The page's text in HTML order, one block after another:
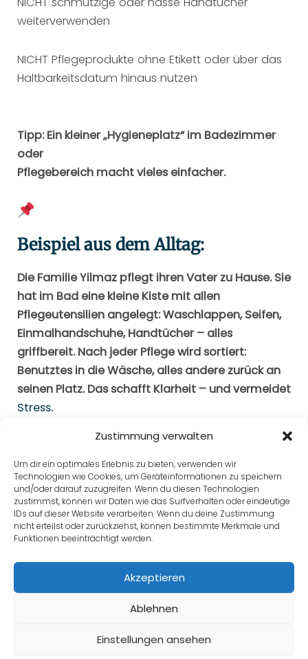
Zustimmung verwalten
Um dir ein optimales Erlebnis zu bieten, verwenden wir
Technologien wie Cookies, um Geräteinformationen zu speichern
und/oder darauf zuzugreifen. Wenn du diesen Technologien
zustimmst, können wir Daten wie das Surfverhalten oder eindeutige
IDs auf dieser Website verarbeiten. Wenn du deine Zustimmung
nicht erteilst oder zurückziehst, können bestimmte Merkmale und
Funktionen beeinträchtigt werden.
Akzeptieren
Ablehnen
Einstellungen ansehen
weiterverwenden
NICHT Pflegeprodukte ohne Etikett oder über das
Haltbarkeitsdatum hinaus nutzen
Tipp: Ein kleiner „Hygieneplatz“ im Badezimmer
oder
Pflegebereich macht vieles einfacher.
Beispiel aus dem Alltag:
Die Familie Yilmaz pflegt ihren Vater zu Hause. Sie
hat im Bad eine kleine Kiste mit allen
Pflegeutensilien angelegt: Waschlappen, Seifen,
Einmalhandschuhe, Handtücher – alles
griffbereit. Nach jeder Pflege wird sortiert:
Benutztes in die Wäsche, alles andere zurück an
seinen Platz. Das schafft Klarheit – und vermeidet
Stress.
Zurück
Zurück zu Lektion
Weiter